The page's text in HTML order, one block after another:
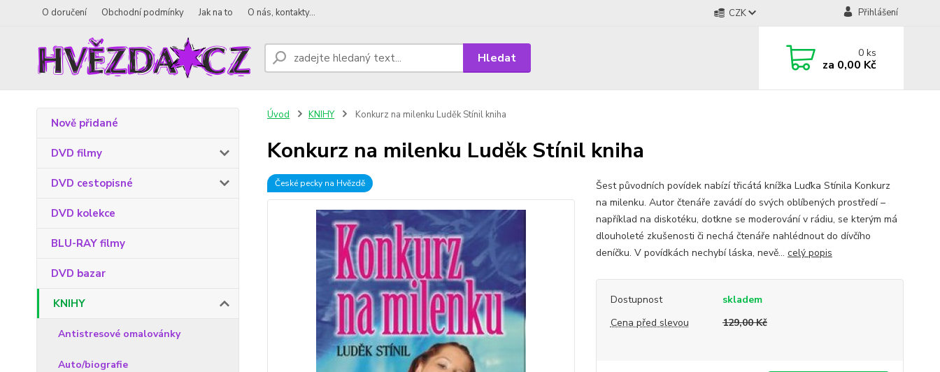
O doručení Obchodní podmínky Jak na to O nás, kontakty... CZK Přihlášení
Hledat 0ks
za 0,00 Kč
Nově přidané
DVD filmy
DVD cestopisné
DVD kolekce
BLU-RAY filmy
DVD bazar
KNIHY
Antistresové omalovánky
Auto/biografie
Úvod KNIHY Konkurz na milenku Luděk Stínil kniha
Konkurz na milenku Luděk Stínil kniha
České pecky na Hvězdě
Šest původních povídek nabízí třicátá knížka Luďka Stínila Konkurz
na milenku. Autor čtenáře zavádí do svých oblíbených prostředí –
například na diskotéku, dotkne se moderování v rádiu, se kterým má
dlouholeté zkušenosti či nechá čtenáře nahlédnout do dívčího
deníčku. V povídkách nechybí láska, nevě... celý popis
Dostupnost
skladem
Cena před slevou
129,00 Kč